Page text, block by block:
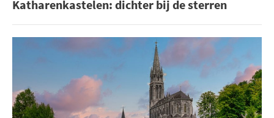
Katharenkastelen: dichter bij de sterren